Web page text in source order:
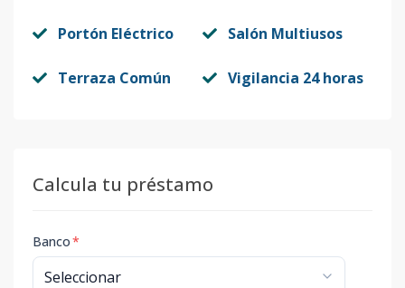
Portón Eléctrico Salón Multiusos
Terraza Común Vigilancia 24 horas
Calcula tu préstamo
Banco*